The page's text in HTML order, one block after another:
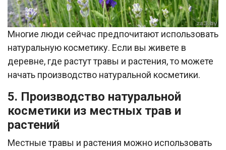
Многие люди сейчас предпочитают использовать
натуральную косметику. Если вы живете в
деревне, где растут травы и растения, то можете
начать производство натуральной косметики.
5. Производство натуральной
косметики из местных трав и
растений
Местные травы и растения можно использовать